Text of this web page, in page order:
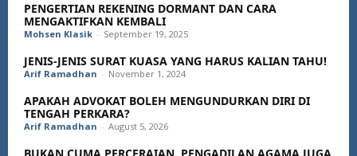
PENGERTIAN REKENING DORMANT DAN CARA
MENGAKTIFKAN KEMBALI
Mohsen Klasik - September 19, 2025
JENIS-JENIS SURAT KUASA YANG HARUS KALIAN TAHU!
Arif Ramadhan - November 1, 2024
APAKAH ADVOKAT BOLEH MENGUNDURKAN DIRI DI
TENGAH PERKARA?
Arif Ramadhan - August 5, 2026